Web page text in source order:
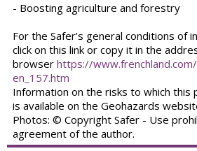
- Boosting agriculture and forestry
For the Safer’s general conditions of
click on this link or copy it in the
browser https://
en_157.htm
Information on the risks to which
is available on the Geohazards
Photos: © Copyright Safer - Use
agreement of the author.